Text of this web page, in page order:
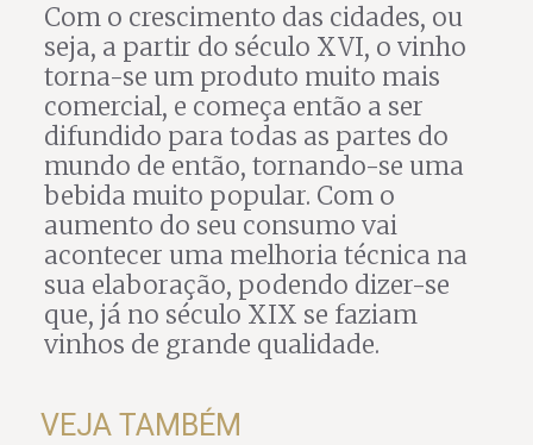
Com o crescimento das cidades, ou
seja, a partir do século XVI, o vinho
torna-se um produto muito mais
comercial, e começa então a ser
difundido para todas as partes do
mundo de então, tornando-se uma
bebida muito popular. Com o
aumento do seu consumo vai
acontecer uma melhoria técnica na
sua elaboração, podendo dizer-se
que, já no século XIX se faziam
vinhos de grande qualidade.
VEJA TAMBÉM